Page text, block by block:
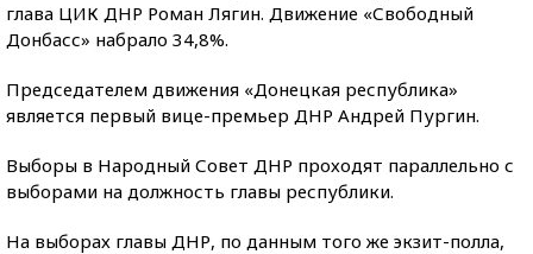
глава ЦИК ДНР Роман Лягин. Движение «Свободный
Донбасс» набрало 34,8%.
Председателем движения «Донецкая республика»
является первый вице-премьер ДНР Андрей Пургин.
Выборы в Народный Совет ДНР проходят параллельно с
выборами на должность главы республики.
На выборах главы ДНР, по данным того же экзит-полла,